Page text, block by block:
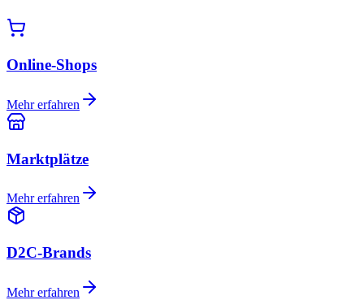
Online-Shops
Mehr erfahren
Marktplätze
Mehr erfahren
D2C-Brands
Mehr erfahren